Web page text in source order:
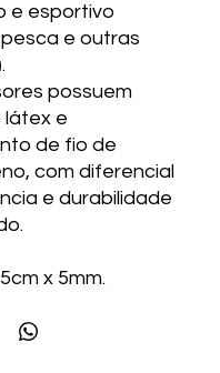
e esportivo
e outras
possuem
látex e
de fio de
com diferencial
e durabilidade
x 5mm.